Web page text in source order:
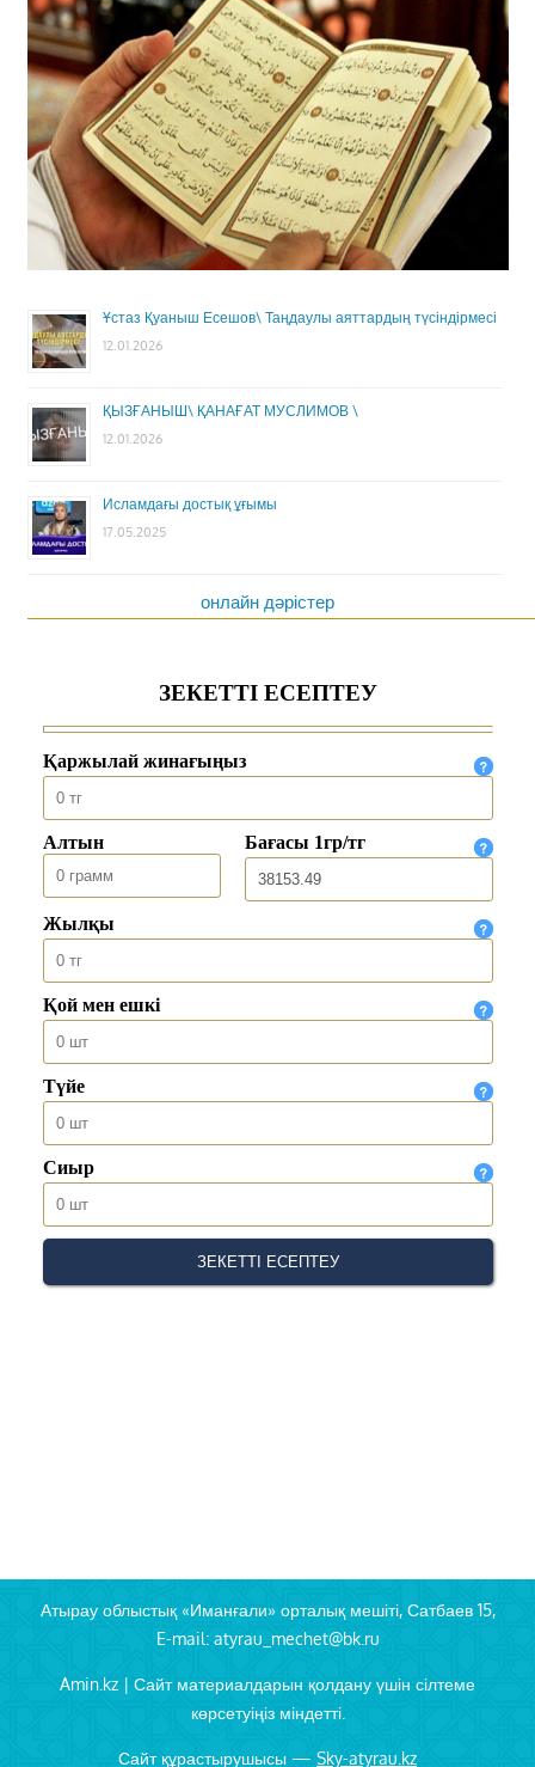
Ұстаз Қуаныш Есешов\ Таңдаулы аяттардың түсіндірмесі
12.01.2026
ҚЫЗҒАНЫШ\ ҚАНАҒАТ МУСЛИМОВ \
12.01.2026
Исламдағы достық ұғымы
17.05.2025
онлайн дәрістер
Атырау облыстық «Иманғали» орталық мешіті, Сатбаев 15,
E-mail: atyrau_mechet@bk.ru
Amin.kz | Сайт материалдарын қолдану үшін сілтеме
көрсетуіңіз міндетті.
Сайт құрастырушысы — Sky-atyrau.kz